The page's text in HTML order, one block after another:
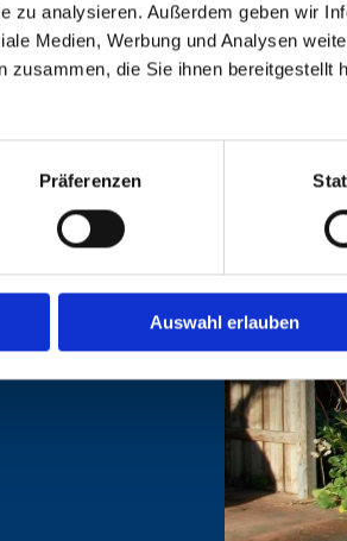
zu analysieren. Außerdem geben wir
Medien, Werbung und Analysen
zusammen, die Sie ihnen bereitgestellt
Präferenzen
Auswahl erlauben